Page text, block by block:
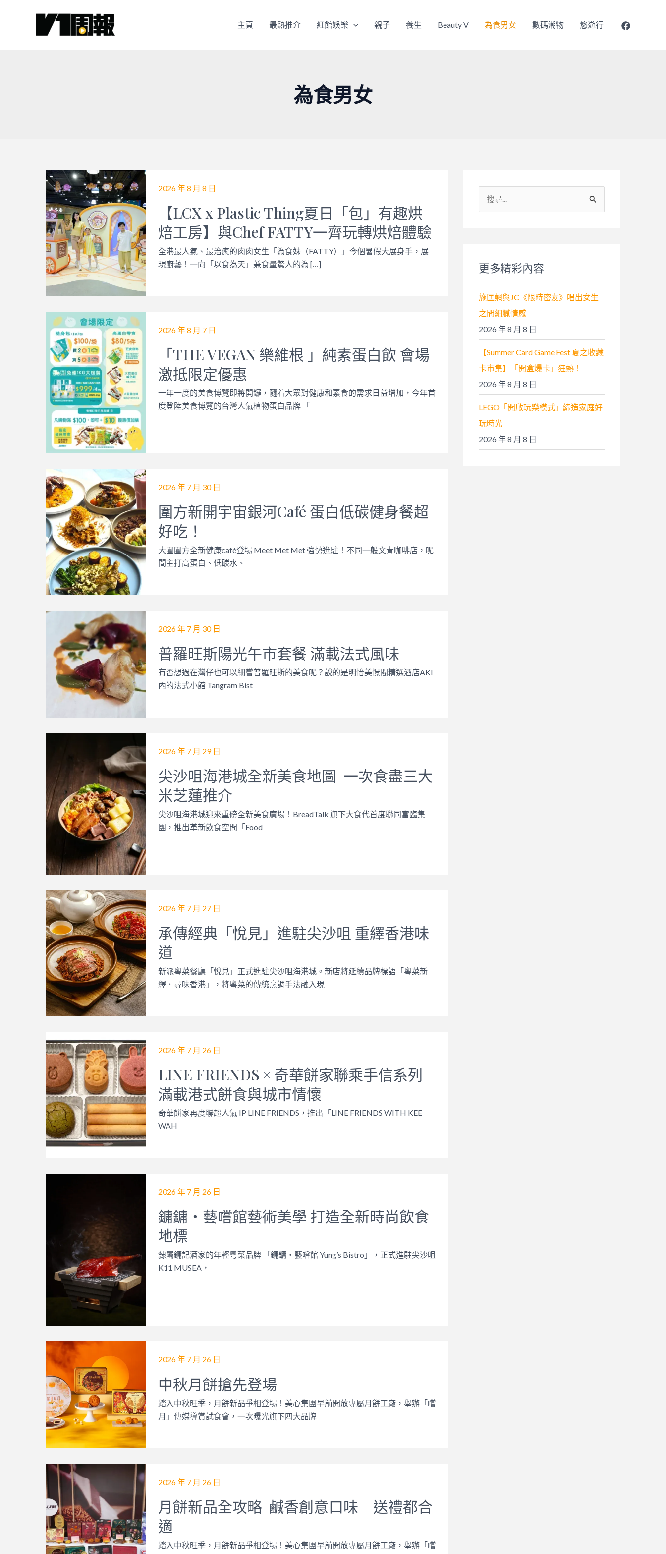
主頁 最熱推介 紅館娛樂 親子 養生 Beauty V 為食男女 數碼潮物 悠遊行
為食男女
2026 年 8 月 8 日
【LCX x Plastic Thing夏日「包」有趣烘
焙工房】與Chef FATTY一齊玩轉烘焙體驗
全港最人氣、最治癒的肉肉女生「為食妹（FATTY）」今個暑假大展身手，展
現廚藝！一向「以食為天」兼食量驚人的為 […]
2026 年 8 月 7 日
「THE VEGAN 樂維根 」純素蛋白飲 會場
激抵限定優惠
一年一度的美食博覽即將開鑼，隨着大眾對健康和素食的需求日益增加，今年首
度登陸美食博覽的台灣人氣植物蛋白品牌 「
2026 年 7 月 30 日
圍方新開宇宙銀河Café 蛋白低碳健身餐超
好吃！
大圍圍方全新健康café登場 Meet Met Met 強勢進駐！不同一般文青咖啡店，呢
間主打高蛋白、低碳水、
2026 年 7 月 30 日
普羅旺斯陽光午市套餐 滿載法式風味
有否想過在灣仔也可以細嘗普羅旺斯的美食呢？說的是明怡美憬閣精選酒店AKI
內的法式小館 Tangram Bist
2026 年 7 月 29 日
尖沙咀海港城全新美食地圖 一次食盡三大
米芝蓮推介
尖沙咀海港城迎來重磅全新美食廣場！BreadTalk 旗下大食代首度聯同富臨集
團，推出革新飲食空間「Food
2026 年 7 月 27 日
承傳經典「悅見」進駐尖沙咀 重繹香港味
道
新派粵菜餐廳「悅見」正式進駐尖沙咀海港城。新店將延續品牌標語「粵菜新
繹．尋味香港」，將粵菜的傳統烹調手法融入現
2026 年 7 月 26 日
LINE FRIENDS × 奇華餅家聯乘手信系列
滿載港式餅食與城市情懷
奇華餅家再度聯超人氣 IP LINE FRIENDS，推出「LINE FRIENDS WITH KEE
WAH
2026 年 7 月 26 日
鏞鏞‧藝嚐館藝術美學 打造全新時尚飲食
地標
隸屬鏞記酒家的年輕粵菜品牌 「鏞鏞‧藝嚐館 Yung’s Bistro」，正式進駐尖沙咀
K11 MUSEA，
2026 年 7 月 26 日
中秋月餅搶先登場
踏入中秋旺季，月餅新品爭相登場！美心集團早前開放專屬月餅工廠，舉辦「嚐
月」傳媒導賞試食會，一次曝光旗下四大品牌
2026 年 7 月 26 日
月餅新品全攻略 鹹香創意口味 送禮都合
適
踏入中秋旺季，月餅新品爭相登場！美心集團早前開放專屬月餅工廠，舉辦「嚐
尋
:更多精彩內容
施匡翹與JC《限時密友》唱出女生
之間細膩情感
2026 年 8 月 8 日
【Summer Card Game Fest 夏之收藏
卡市集】「開盒爆卡」狂熱！
2026 年 8 月 8 日
LEGO「開啟玩樂模式」締造家庭好
玩時光
2026 年 8 月 8 日